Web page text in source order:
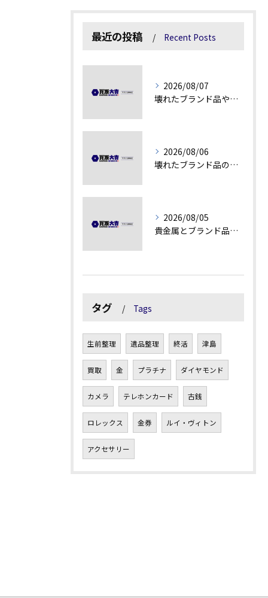
最近の投稿 Recent Posts
2026/08/07
壊れたブランド品や古物の価値を見極める秘訣
2026/08/06
壊れたブランド品の価値を見極める技術とは
2026/08/05
貴金属とブランド品の価値変動を見極める方法
タグ Tags
生前整理 遺品整理 終活 津島
買取 金 プラチナ ダイヤモンド
カメラ テレホンカード 古銭
ロレックス 金券 ルイ・ヴィトン
アクセサリー